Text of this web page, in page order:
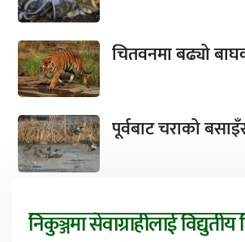
चितवनमा बढ्यो
पूर्वबाट चराको
निकुञ्जमा सेवाग्राहीलाई